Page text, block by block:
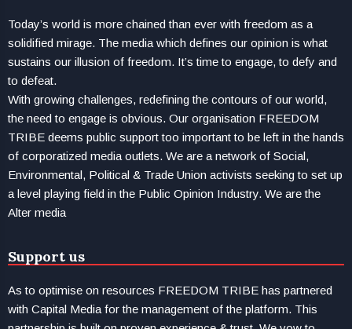
Today’s world is more chained than ever with freedom as a
solidified mirage. The media which defines our opinion is what
sustains our illusion of freedom. It’s time to engage, to defy and
to defeat.
With growing challenges, redefining the contours of our world,
the need to engage is obvious. Our organisation FREEDOM
TRIBE deems public support too important to be left in the hands
of corporatized media outlets. We are a network of Social,
Environmental, Political & Trade Union activists seeking to set up
a level playing field in the Public Opinion Industry. We are the
Alter media
Support us
As to optimise on resources FREEDOM TRIBE has partnered
with Capital Media for the management of the platform. This